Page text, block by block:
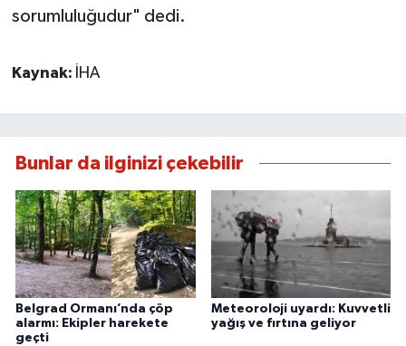
sorumluluğudur" dedi.
Kaynak: İHA
Bunlar da ilginizi çekebilir
Belgrad Ormanı’nda çöp
alarmı: Ekipler harekete
geçti
Meteoroloji uyardı: Kuvvetli
yağış ve fırtına geliyor